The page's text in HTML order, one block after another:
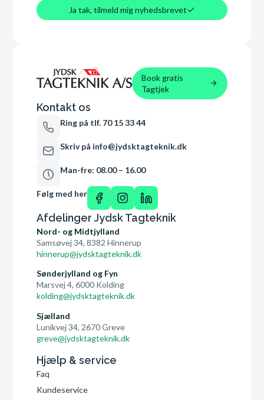
Ja tak, tilmeld mig nyhedsbrevet
Book gratis
Tagtjek
Kontakt os
Ring på tlf. 70 15 33 44
Skriv på info@jydsktagteknik.dk
Man-fre: 08.00 – 16.00
Følg med her
Afdelinger Jydsk Tagteknik
Nord- og Midtjylland
Samsøvej 34, 8382 Hinnerup
hinnerup@jydsktagteknik.dk
Sønderjylland og Fyn
Marsvej 4, 6000 Kolding
kolding@jydsktagteknik.dk
Sjælland
Lunikvej 34, 2670 Greve
greve@jydsktagteknik.dk
Hjælp & service
Faq
Kundeservice